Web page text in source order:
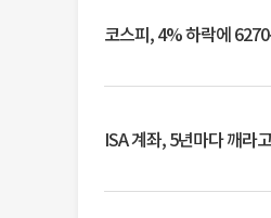
코스피, 4% 하락에
ISA 계좌, 5년마다 깨라